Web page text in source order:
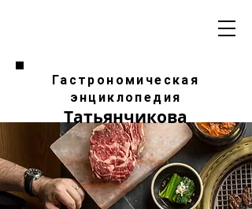
Гастрономическая
энциклопедия
Татьянчикова